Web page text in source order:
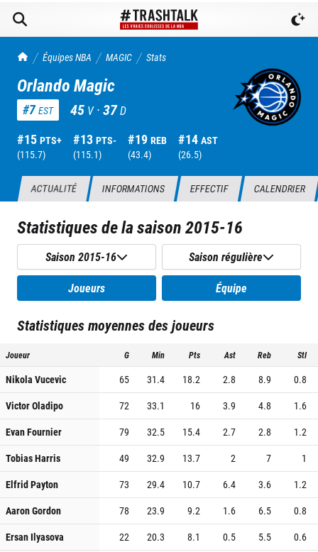
TrashTalk Actu NBA
Équipes NBA MAGIC Stats
Orlando Magic
#7 EST 45 V ·37D
#15 PTS+
(115.7)
#13 PTS-
(115.1)
#19 REB
(43.4)
#14 AST
(26.5)
ACTUALITÉ INFORMATIONS EFFECTIF CALENDRIER
Statistiques de la saison2015-16
Saison 2015-16 Saison régulière
Joueurs Équipe
Statistiques moyennes des joueurs
Joueur G Min Pts Ast Reb Stl
Nikola Vucevic 65 31.4 18.2 2.8 8.9
0.8
Victor Oladipo
72 33.1 16 3.9 4.8
1.6
Evan Fournier
79 32.5 15.4 2.7 2.8
1.2
Tobias Harris
49 32.9 13.7 2 7
1
Elfrid Payton
73 29.4 10.7 6.4 3.6
1.2
Aaron Gordon
78 23.9 9.2 1.6 6.5
0.8
Ersan Ilyasova
22 20.3 8.1 0.5 5.5
0.6